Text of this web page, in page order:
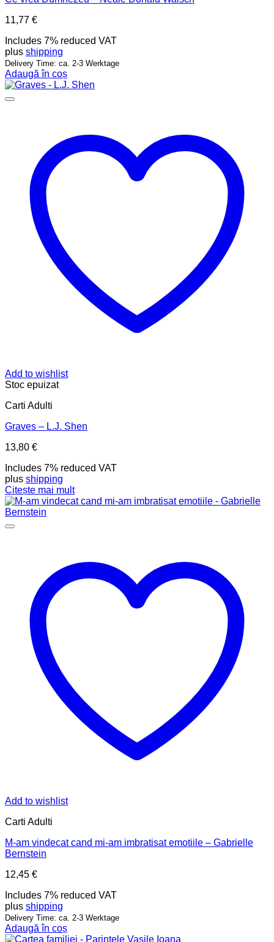
11,77 €
Includes 7% reduced VAT
plus shipping
Delivery Time: ca. 2-3 Werktage
Adaugă în coș
Add to wishlist
Stoc epuizat
Carti Adulti
Graves – L.J. Shen
13,80 €
Includes 7% reduced VAT
plus shipping
Citește mai mult
Add to wishlist
Carti Adulti
M-am vindecat cand mi-am imbratisat emotiile – Gabrielle
Bernstein
12,45 €
Includes 7% reduced VAT
plus shipping
Delivery Time: ca. 2-3 Werktage
Adaugă în coș